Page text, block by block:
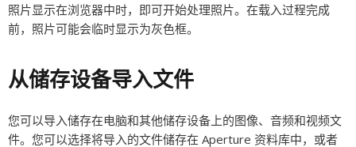
照片显示在浏览器中时，即可开始处理照片。在载入过程完成
前，照片可能会临时显示为灰色框。
从储存设备导入文件
您可以导入储存在电脑和其他储存设备上的图像、音频和视频文
件。您可以选择将导入的文件储存在 Aperture 资料库中，或者